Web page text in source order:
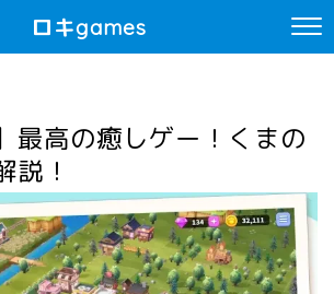
ロキgames
最高の癒しゲー！くまの
説！